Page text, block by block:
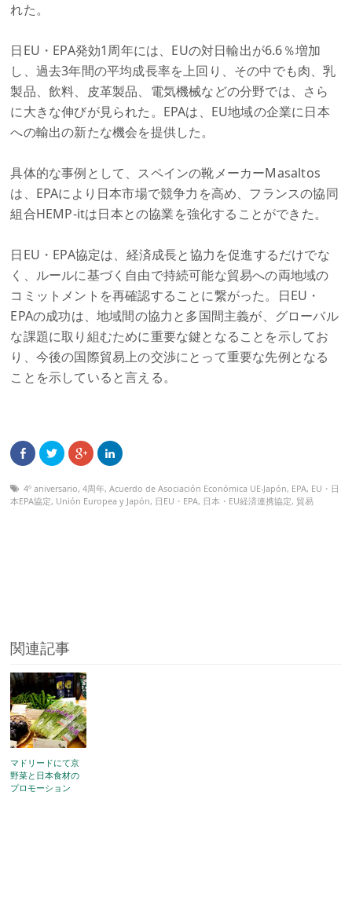
れた。
日EU・EPA発効1周年には、EUの対日輸出が6.6％増加
し、過去3年間の平均成長率を上回り、その中でも肉、乳
製品、飲料、皮革製品、電気機械などの分野では、さら
に大きな伸びが見られた。EPAは、EU地域の企業に日本
への輸出の新たな機会を提供した。
具体的な事例として、スペインの靴メーカーMasaltos
は、EPAにより日本市場で競争力を高め、フランスの協同
組合HEMP-itは日本との協業を強化することができた。
日EU・EPA協定は、経済成長と協力を促進するだけでな
く、ルールに基づく自由で持続可能な貿易への両地域の
コミットメントを再確認することに繋がった。日EU・
EPAの成功は、地域間の協力と多国間主義が、グローバル
な課題に取り組むために重要な鍵となることを示してお
り、今後の国際貿易上の交渉にとって重要な先例となる
ことを示していると言える。
4º aniversario,4周年,Acuerdo de Asociación Económica UE-Japón, EPA, EU・日
本EPA協定, Unión Europea y Japón, 日EU・EPA, 日本・EU経済連携協定, 貿易
関連記事
マドリードにて京
野菜と日本食材の
プロモーション